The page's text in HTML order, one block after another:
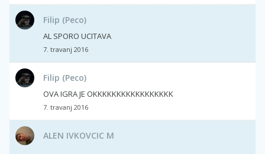
Filip (Peco)
AL SPORO UCITAVA
7. travanj 2016
Filip (Peco)
OVA IGRA JE OKKKKKKKKKKKKKKKKK
7. travanj 2016
ALEN IVKOVCIC M